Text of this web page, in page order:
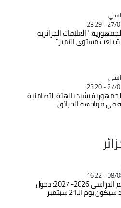
27/
"العلاقات الجزائرية
بلغت مستوى التميز"
27/
يشيد بالهبّة التضامنية
في مواجهة الحرائق
08/
الموسم الدراسي 2026- 2027: دخول
يوم الـ21 سبتمبر